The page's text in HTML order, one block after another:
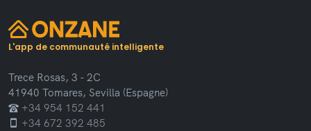
L'app de communauté intelligente
Trece Rosas, 3 - 2C
41940 Tomares, Sevilla (Espagne)
+34 954 152 441
+34 672 392 485